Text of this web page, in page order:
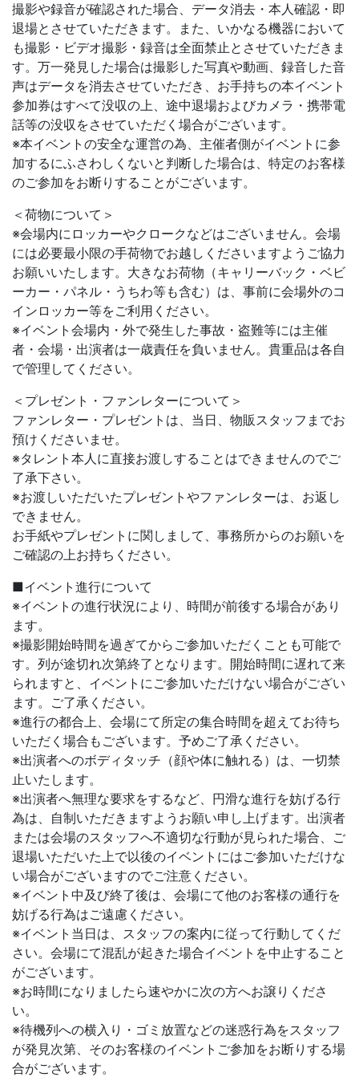
撮影や録音が確認された場合、データ消去・本人確認・即
退場とさせていただきます。また、いかなる機器において
も撮影・ビデオ撮影・録音は全面禁止とさせていただきま
す。万一発見した場合は撮影した写真や動画、録音した音
声はデータを消去させていただき、お手持ちの本イベント
参加券はすべて没収の上、途中退場およびカメラ・携帯電
話等の没収をさせていただく場合がございます。
※本イベントの安全な運営の為、主催者側がイベントに参
加するにふさわしくないと判断した場合は、特定のお客様
のご参加をお断りすることがございます。
＜荷物について＞
※会場内にロッカーやクロークなどはございません。会場
には必要最小限の手荷物でお越しくださいますようご協力
お願いいたします。大きなお荷物（キャリーバック・ベビ
ーカー・パネル・うちわ等も含む）は、事前に会場外のコ
インロッカー等をご利用ください。
※イベント会場内・外で発生した事故・盗難等には主催
者・会場・出演者は一歳責任を負いません。貴重品は各自
で管理してください。
＜プレゼント・ファンレターについて＞
ファンレター・プレゼントは、当日、物販スタッフまでお
預けくださいませ。
※タレント本人に直接お渡しすることはできませんのでご
了承下さい。
※お渡しいただいたプレゼントやファンレターは、お返し
できません。
お手紙やプレゼントに関しまして、事務所からのお願いを
ご確認の上お持ちください。
■イベント進行について
※イベントの進行状況により、時間が前後する場合があり
ます。
※撮影開始時間を過ぎてからご参加いただくことも可能で
す。列が途切れ次第終了となります。開始時間に遅れて来
られますと、イベントにご参加いただけない場合がござい
ます。ご了承ください。
※進行の都合上、会場にて所定の集合時間を超えてお待ち
いただく場合もございます。予めご了承ください。
※出演者へのボディタッチ（顔や体に触れる）は、一切禁
止いたします。
※出演者へ無理な要求をするなど、円滑な進行を妨げる行
為は、自制いただきますようお願い申し上げます。出演者
または会場のスタッフへ不適切な行動が見られた場合、ご
退場いただいた上で以後のイベントにはご参加いただけな
い場合がございますのでご注意ください。
※イベント中及び終了後は、会場にて他のお客様の通行を
妨げる行為はご遠慮ください。
※イベント当日は、スタッフの案内に従って行動してくだ
さい。会場にて混乱が起きた場合イベントを中止すること
がございます。
※お時間になりましたら速やかに次の方へお譲りくださ
い。
※待機列への横入り・ゴミ放置などの迷惑行為をスタッフ
が発見次第、そのお客様のイベントご参加をお断りする場
合がございます。